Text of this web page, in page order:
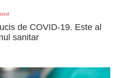
de COVID-19. Este al
sanitar